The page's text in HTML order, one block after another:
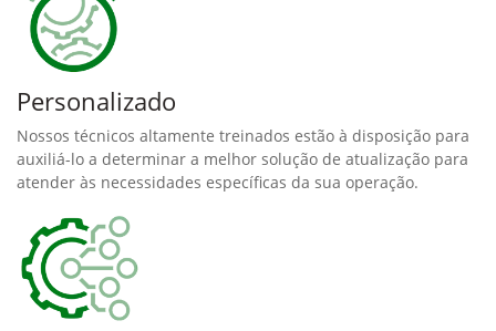
Personalizado
Nossos técnicos altamente treinados estão à disposição para
auxiliá-lo a determinar a melhor solução de atualização para
atender às necessidades específicas da sua operação.